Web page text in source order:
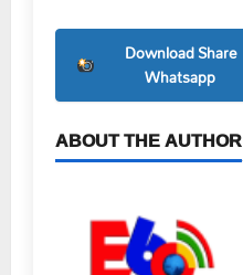
Download Share
Whatsapp
ABOUT THE AUTHOR